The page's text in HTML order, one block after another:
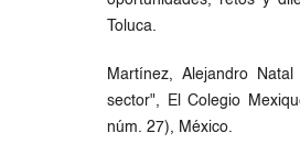
Toluca.
Martínez, Alejandro
sector", El Colegio
núm. 27), México.